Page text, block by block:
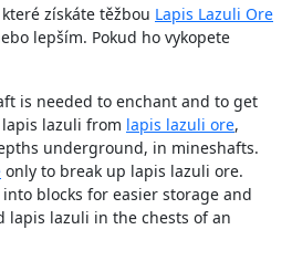
získáte těžbou Lapis Lazuli Ore
lepším. Pokud ho vykopete
is needed to enchant and to get
lapis lazuli from lapis lazuli ore,
underground, in mineshafts.
only to break up lapis lazuli ore.
blocks for easier storage and
lapis lazuli in the chests of an